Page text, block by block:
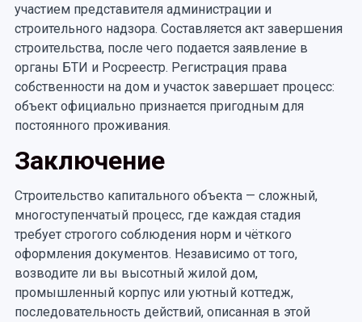
участием представителя администрации и
строительного надзора. Составляется акт завершения
строительства, после чего подается заявление в
органы БТИ и Росреестр. Регистрация права
собственности на дом и участок завершает процесс:
объект официально признается пригодным для
постоянного проживания.
Заключение
Строительство капитального объекта — сложный,
многоступенчатый процесс, где каждая стадия
требует строгого соблюдения норм и чёткого
оформления документов. Независимо от того,
возводите ли вы высотный жилой дом,
промышленный корпус или уютный коттедж,
последовательность действий, описанная в этой